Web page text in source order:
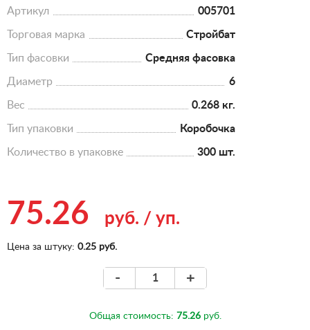
Артикул 005701
Торговая марка Стройбат
Тип фасовки Средняя фасовка
Диаметр 6
Вес 0.268 кг.
Тип упаковки Коробочка
Количество в упаковке 300 шт.
75.26 руб. / уп.
Цена за штуку: 0.25 руб.
- +
Общая стоимость: 75.26руб.